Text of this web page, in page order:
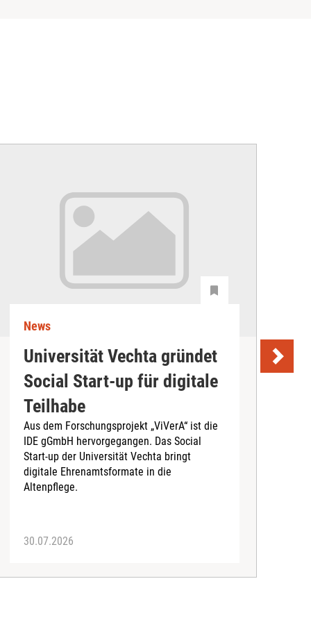
News
Universität Vechta gründet
Social Start-up für digitale
Teilhabe
Aus dem Forschungsprojekt „ViVerA“ ist die
IDE gGmbH hervorgegangen. Das Social
Start-up der Universität Vechta bringt
digitale Ehrenamtsformate in die
Altenpflege.
30.07.2026